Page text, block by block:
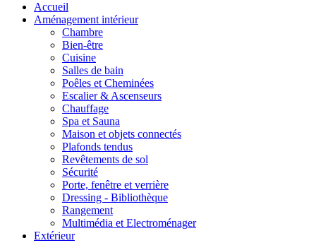
Accueil
Aménagement intérieur
Chambre
Bien-être
Cuisine
Salles de bain
Poêles et Cheminées
Escalier & Ascenseurs
Chauffage
Spa et Sauna
Maison et objets connectés
Plafonds tendus
Revêtements de sol
Sécurité
Porte, fenêtre et verrière
Dressing - Bibliothèque
Rangement
Multimédia et Electroménager
Extérieur